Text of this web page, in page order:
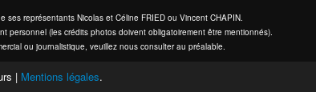
représentants Nicolas et Céline FRIED ou Vincent CHAPIN.
personnel (les crédits photos doivent obligatoirement être mentionnés).
ou journalistique, veuillez nous consulter au préalable.
| Mentions légales.